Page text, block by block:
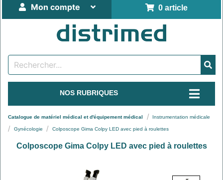
0 article
Mon compte
NOS RUBRIQUES
Catalogue de matériel médical et d'équipement médical Instrumentation médicale
Gynécologie Colposcope Gima Colpy LED avec pied à roulettes
Colposcope Gima Colpy LED avec pied à roulettes